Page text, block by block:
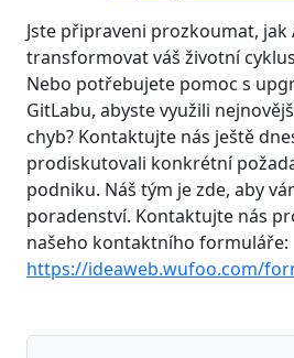
Jste připraveni prozkoumat,
transformovat váš životní
Nebo potřebujete pomoc s
GitLabu, abyste využili
chyb? Kontaktujte nás ještě
prodiskutovali konkrétní
podniku. Náš tým je zde, aby
poradenství. Kontaktujte nás
našeho kontaktního formuláře:
https://ideaweb.wufoo.com/